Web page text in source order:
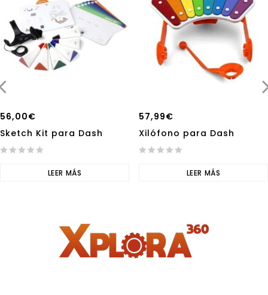
56,00€
Sketch Kit para Dash
LEER MÁS
57,99€
Xilófono para Dash
LEER MÁS